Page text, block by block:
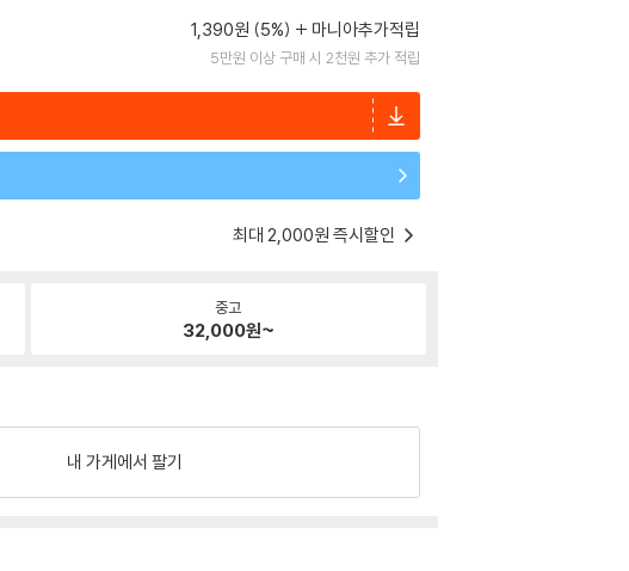
1,390원 (5%) 마니아추가적립
5만원 이상 구매 시 2천원 추가 적립
최대 2,000원 즉시할인
중고
32,000원~
내 가게에서 팔기